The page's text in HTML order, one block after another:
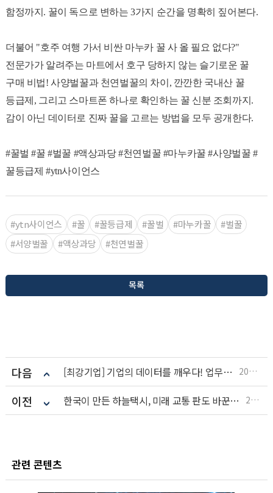
함정까지. 꿀이 독으로 변하는 3가지 순간을 명확히 짚어본다.
더불어 "호주 여행 가서 비싼 마누카 꿀 사 올 필요 없다?"
전문가가 알려주는 마트에서 호구 당하지 않는 슬기로운 꿀
구매 비법! 사양벌꿀과 천연벌꿀의 차이, 깐깐한 국내산 꿀
등급제, 그리고 스마트폰 하나로 확인하는 꿀 신분 조회까지.
감이 아닌 데이터로 진짜 꿀을 고르는 방법을 모두 공개한다.
#꿀벌 #꿀 #벌꿀 #액상과당 #천연벌꿀 #마누카꿀 #사양벌꿀 #
꿀등급제 #ytn사이언스
#ytn사이언스 #꿀 #꿀등급제 #꿀벌 #마누카꿀
#벌꿀
#서양벌꿀
#액상과당 #천연벌꿀
목록
다음 [최강기업] 기업의 데이터를 깨우다! 업무혁신을 이끄는 AI 에이전트 / YTN 사이언스 2026.07.08
이전 한국이 만든 하늘택시, 미래 교통 판도 바꾼다! 우리나라 1호 도심 항공기, K-UAM 대공개 [Science PD Pick] / YTN 사이언스 2026.07.07
관련 콘텐츠